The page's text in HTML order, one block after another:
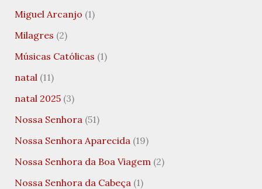
Miguel Arcanjo (1)
Milagres (2)
Músicas Católicas (1)
natal (11)
natal 2025(3)
Nossa Senhora (51)
Nossa Senhora Aparecida (19)
Nossa Senhora da Boa Viagem (2)
Nossa Senhora da Cabeça (1)